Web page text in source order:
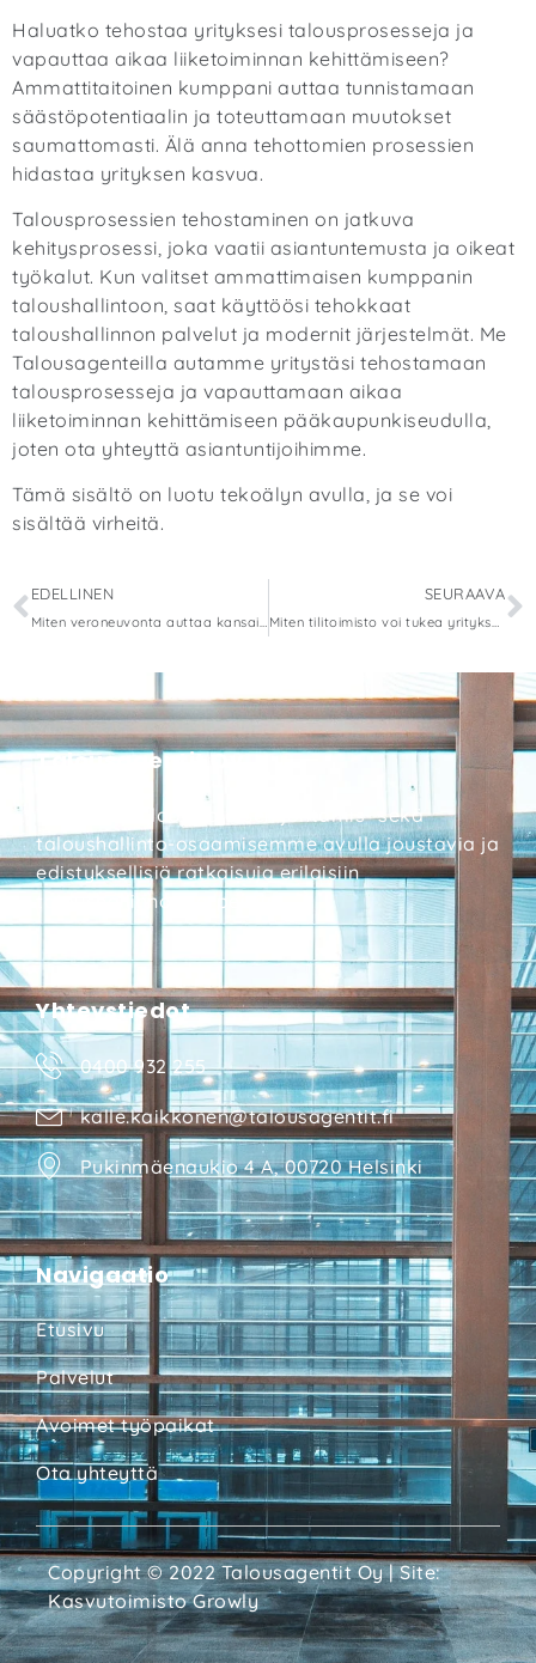
Haluatko tehostaa yrityksesi talousprosesseja ja
vapauttaa aikaa liiketoiminnan kehittämiseen?
Ammattitaitoinen kumppani auttaa tunnistamaan
säästöpotentiaalin ja toteuttamaan muutokset
saumattomasti. Älä anna tehottomien prosessien
hidastaa yrityksen kasvua.
Talousprosessien tehostaminen on jatkuva
kehitysprosessi, joka vaatii asiantuntemusta ja oikeat
työkalut. Kun valitset ammattimaisen kumppanin
taloushallintoon, saat käyttöösi tehokkaat
taloushallinnon palvelut ja modernit järjestelmät. Me
Talousagenteilla autamme yritystäsi tehostamaan
talousprosesseja ja vapauttamaan aikaa
liiketoiminnan kehittämiseen pääkaupunkiseudulla,
joten ota yhteyttä asiantuntijoihimme.
Tämä sisältö on luotu tekoälyn avulla, ja se voi
sisältää virheitä.
EDELLINEN SEURAAVA
Talousagentit Oy
Tarjoamme laaja-alaisen johtamis- sekä
taloushallinto-osaamisemme avulla joustavia ja
edistyksellisiä ratkaisuja erilaisiin
taloushallinnon tarpeisiin.
Yhteystiedot
0400 932 255
kalle.kaikkonen@talousagentit.fi
Pukinmäenaukio 4 A, 00720 Helsinki
Navigaatio
Etusivu
Palvelut
Avoimet työpaikat
Ota yhteyttä
Copyright © 2022 Talousagentit Oy | Site:
Kasvutoimisto Growly